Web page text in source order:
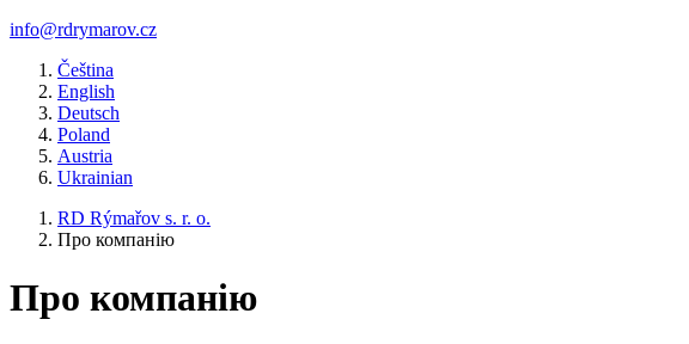
info@rdrymarov.cz
Čeština
English
Deutsch
Poland
Austria
Ukrainian
RD Rýmařov s. r. o.
Про компанію
Про компанію